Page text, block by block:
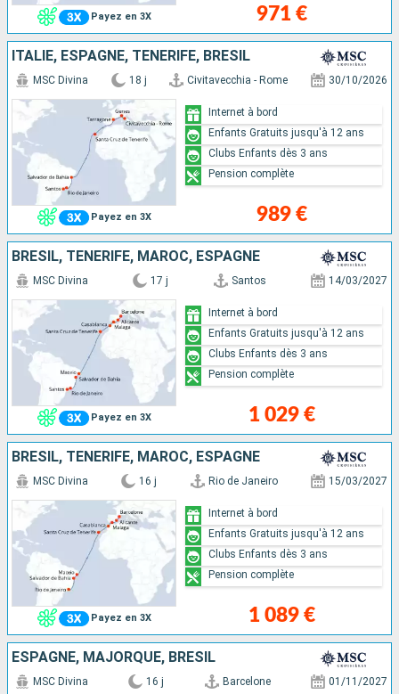
Payez en 3X 971 €
ITALIE, ESPAGNE, TENERIFE, BRÉSIL
Payez en 3X
MSC Divina 18 j Civitavecchia - Rome 30/10/2026
989 €
Internet à bord
Enfants Gratuits jusqu'à 12 ans
Clubs Enfants dès 3 ans
Pension complète
BRÉSIL, TENERIFE, MAROC, ESPAGNE
Payez en 3X
MSC Divina 17 j Santos 14/03/2027
1 029 €
Internet à bord
Enfants Gratuits jusqu'à 12 ans
Clubs Enfants dès 3 ans
Pension complète
BRÉSIL, TENERIFE, MAROC, ESPAGNE
Payez en 3X
MSC Divina 16 j Rio de Janeiro 15/03/2027
1 089 €
Internet à bord
Enfants Gratuits jusqu'à 12 ans
Clubs Enfants dès 3 ans
Pension complète
ESPAGNE, MAJORQUE, BRÉSIL
MSC Divina 16 j Barcelone 01/11/2027